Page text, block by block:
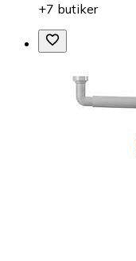
+7 butiker